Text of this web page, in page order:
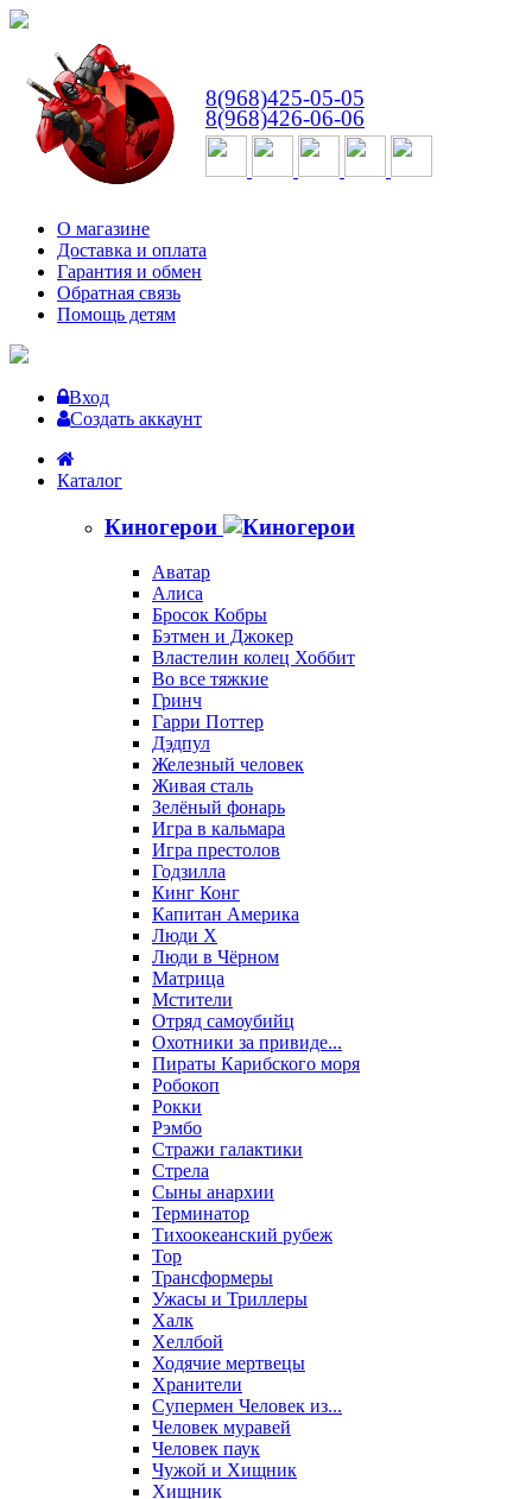
8(968)425-05-05
8(968)426-06-06
О магазине
Доставка и оплата
Гарантия и обмен
Обратная связь
Помощь детям
Вход
Создать аккаунт
Каталог
Киногерои
Аватар
Алиса
Бросок Кобры
Бэтмен и Джокер
Властелин колец Хоббит
Во все тяжкие
Гринч
Гарри Поттер
Дэдпул
Железный человек
Живая сталь
Зелёный фонарь
Игра в кальмара
Игра престолов
Годзилла
Кинг Конг
Капитан Америка
Люди X
Люди в Чёрном
Матрица
Мстители
Отряд самоубийц
Охотники за привиде...
Пираты Карибского моря
Робокоп
Рокки
Рэмбо
Стражи галактики
Стрела
Сыны анархии
Терминатор
Тихоокеанский рубеж
Тор
Трансформеры
Ужасы и Триллеры
Халк
Хеллбой
Ходячие мертвецы
Хранители
Супермен Человек из...
Человек муравей
Человек паук
Чужой и Хищник
Хищник